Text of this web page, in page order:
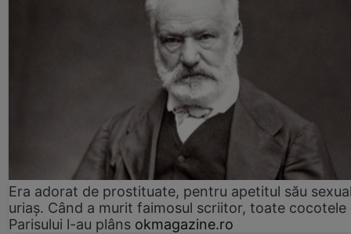
Era adorat de prostituate, pentru apetitul său
uriaș. Când a murit faimosul scriitor, toate cocotele
Parisului l-au plâns okmagazine.ro